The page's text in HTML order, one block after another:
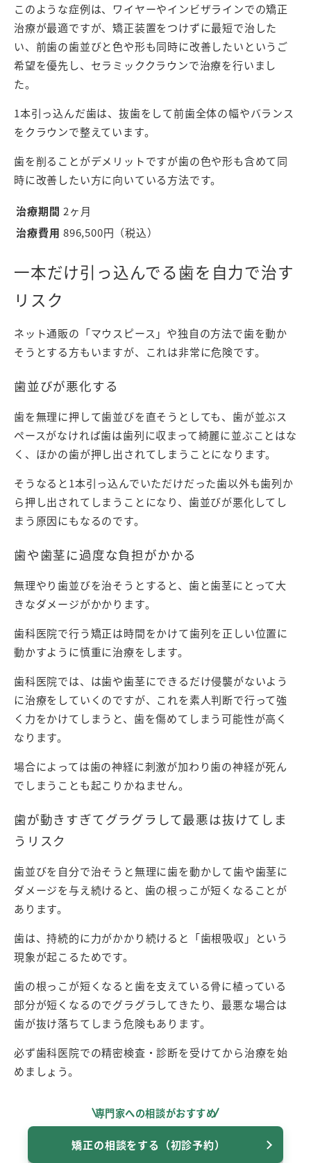
このような症例は、ワイヤーやインビザラインでの矯正
治療が最適ですが、矯正装置をつけずに最短で治した
い、前歯の歯並びと色や形も同時に改善したいというご
希望を優先し、セラミッククラウンで治療を行いまし
た。
1本引っ込んだ歯は、抜歯をして前歯全体の幅やバランス
をクラウンで整えています。
歯を削ることがデメリットですが歯の色や形も含めて同
時に改善したい方に向いている方法です。
治療期間 2ヶ月
治療費用 896,500円（税込）
一本だけ引っ込んでる歯を自力で治す
リスク
ネット通販の「マウスピース」や独自の方法で歯を動か
そうとする方もいますが、これは非常に危険です。
歯並びが悪化する
歯を無理に押して歯並びを直そうとしても、歯が並ぶス
ペースがなければ歯は歯列に収まって綺麗に並ぶことはな
く、ほかの歯が押し出されてしまうことになります。
そうなると1本引っ込んでいただけだった歯以外も歯列か
ら押し出されてしまうことになり、歯並びが悪化してし
まう原因にもなるのです。
歯や歯茎に過度な負担がかかる
無理やり歯並びを治そうとすると、歯と歯茎にとって大
きなダメージがかかります。
歯科医院で行う矯正は時間をかけて歯列を正しい位置に
動かすように慎重に治療をします。
歯科医院では、は歯や歯茎にできるだけ侵襲がないよう
に治療をしていくのですが、これを素人判断で行って強
く力をかけてしまうと、歯を傷めてしまう可能性が高く
なります。
場合によっては歯の神経に刺激が加わり歯の神経が死ん
でしまうことも起こりかねません。
歯が動きすぎてグラグラして最悪は抜けてしま
うリスク
歯並びを自分で治そうと無理に歯を動かして歯や歯茎に
ダメージを与え続けると、歯の根っこが短くなることが
あります。
歯は、持続的に力がかかり続けると「歯根吸収」という
現象が起こるためです。
歯の根っこが短くなると歯を支えている骨に植っている
部分が短くなるのでグラグラしてきたり、最悪な場合は
歯が抜け落ちてしまう危険もあります。
必ず歯科医院での精密検査・診断を受けてから治療を始
めましょう。
専門家への相談がおすすめ
矯正の相談をする（初診予約）